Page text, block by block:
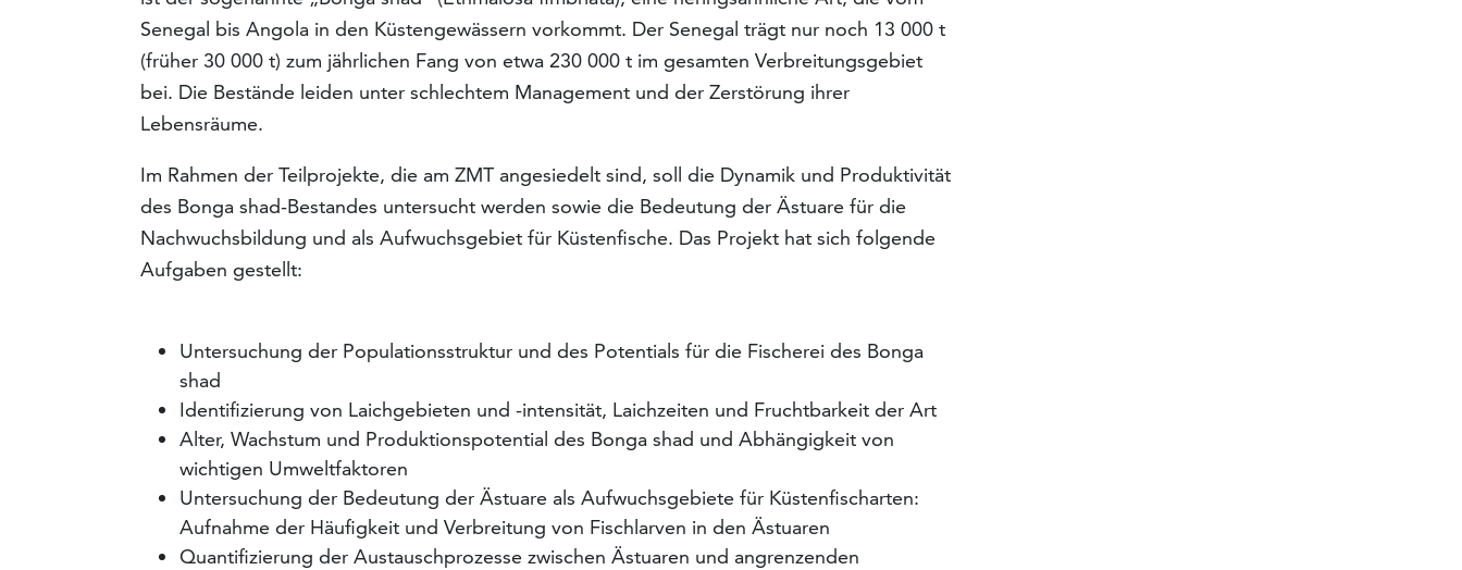
Senegal bis Angola in den Küstengewässern vorkommt. Der Senegal trägt nur noch 13 000 t
(früher 30 000 t) zum jährlichen Fang von etwa 230 000 t im gesamten Verbreitungsgebiet
bei. Die Bestände leiden unter schlechtem Management und der Zerstörung ihrer
Lebensräume.
Im Rahmen der Teilprojekte, die am ZMT angesiedelt sind, soll die Dynamik und Produktivität
des Bonga shad-Bestandes untersucht werden sowie die Bedeutung der Ästuare für die
Nachwuchsbildung und als Aufwuchsgebiet für Küstenfische. Das Projekt hat sich folgende
Aufgaben gestellt:
Untersuchung der Populationsstruktur und des Potentials für die Fischerei des Bonga
shad
Identifizierung von Laichgebieten und -intensität, Laichzeiten und Fruchtbarkeit der Art
Alter, Wachstum und Produktionspotential des Bonga shad und Abhängigkeit von
wichtigen Umweltfaktoren
Untersuchung der Bedeutung der Ästuare als Aufwuchsgebiete für Küstenfischarten:
Aufnahme der Häufigkeit und Verbreitung von Fischlarven in den Ästuaren
Quantifizierung der Austauschprozesse zwischen Ästuaren und angrenzenden